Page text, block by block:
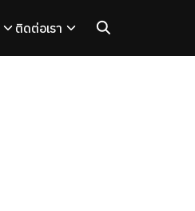
ติดต่อเรา